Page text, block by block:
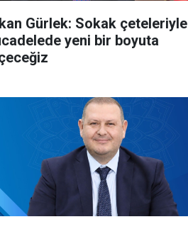
Gürlek: Sokak çeteleriyle
yeni bir boyuta